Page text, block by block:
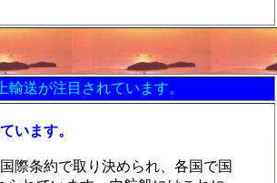
送が注目されています。
います。
際条約で取り決められ、各国で国